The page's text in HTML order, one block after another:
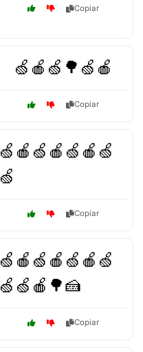
Copiar
🍏🍎🍏🌳🍏🍎
Copiar
🍏🍎🍏🍎🍏🍎🍏
🍏
Copiar
🍏🍎🍏🍎🍏🍎🍏
🍏🍏🍎🌳🍰
Copiar